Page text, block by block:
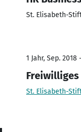
St. Elisabeth-
1 Jahr, Sep. 2018
Freiwilliges
St. Elisabeth-